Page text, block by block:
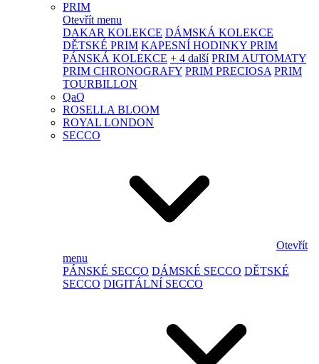
PRIM
Otevřít menu
DAKAR KOLEKCE DÁMSKÁ KOLEKCE
DĚTSKÉ PRIM KAPESNÍ HODINKY PRIM
PÁNSKÁ KOLEKCE + 4 další PRIM AUTOMATY
PRIM CHRONOGRAFY PRIM PRECIOSA PRIM
TOURBILLON
QaQ
ROSELLA BLOOM
ROYAL LONDON
SECCO
Otevřít
menu
PÁNSKÉ SECCO DÁMSKÉ SECCO DĚTSKÉ
SECCO DIGITÁLNÍ SECCO